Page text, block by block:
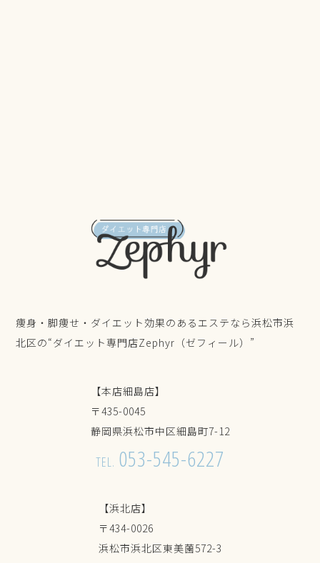
痩身・脚痩せ・ダイエット効果のあるエステなら浜松市浜
北区の“ダイエット専門店Zephyr（ゼフィール）”
【本店細島店】
〒435-0045
静岡県浜松市中区細島町7-12
TEL. 053-545-6227
【浜北店】
〒434-0026
浜松市浜北区東美薗572-3